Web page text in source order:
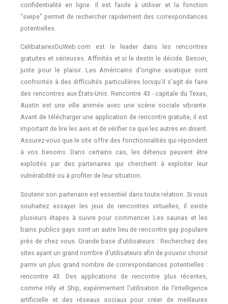
confidentialité en ligne. Il est facile à utiliser et la fonction
"swipe" permet de rechercher rapidement des correspondances
potentielles.
CelibatairesDuWeb.com est le leader dans les rencontres
gratuites et sérieuses. Affinités et si le destin le décide. Besoin,
juste pour le plaisir. Les Américains d'origine asiatique sont
confrontés à des difficultés particulières lorsqu'il s'agit de faire
des rencontres aux États-Unis. Rencontre 43 - capitale du Texas,
Austin est une ville animée avec une scène sociale vibrante.
Avant de télécharger une application de rencontre gratuite, il est
important de lire les avis et de vérifier ce que les autres en disent.
Assurez-vous que le site offre des fonctionnalités qui répondent
à vos besoins. Dans certains cas, les détenus peuvent être
exploités par des partenaires qui cherchent à exploiter leur
vulnérabilité ou à profiter de leur situation.
Soutenir son partenaire est essentiel dans toute relation. Si vous
souhaitez essayer les jeux de rencontres virtuelles, il existe
plusieurs étapes à suivre pour commencer. Les saunas et les
bains publics gays sont un autre lieu de rencontre gay populaire
près de chez vous. Grande base d'utilisateurs : Recherchez des
sites ayant un grand nombre d'utilisateurs afin de pouvoir choisir
parmi un plus grand nombre de correspondances potentielles :
rencontre 43. Des applications de rencontre plus récentes,
comme Hily et Ship, expérimentent l'utilisation de l'intelligence
artificielle et des réseaux sociaux pour créer de meilleures